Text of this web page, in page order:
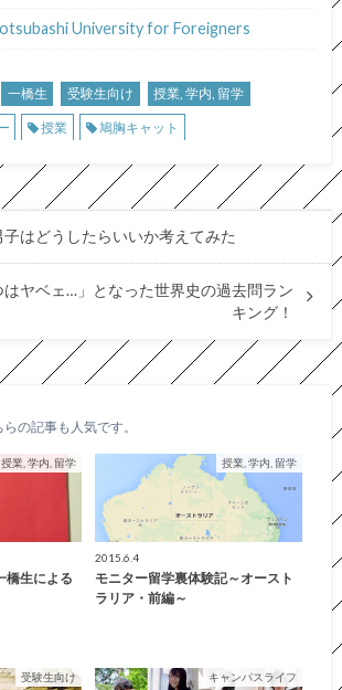
University for Foreigners
一橋生 受験生向け
授業, 学内, 留学
授業 鳩胸キャット
はどうしたらいいか考えてみた
ヤベェ…」となった世界史の過去問ラン
キング！
らの記事も人気です。
授業, 学内, 留学
橋生による
授業, 学内, 留学
2015.6.4
モニター留学裏体験記～オースト
ラリア・前編～
受験生向け キャンパスライフ